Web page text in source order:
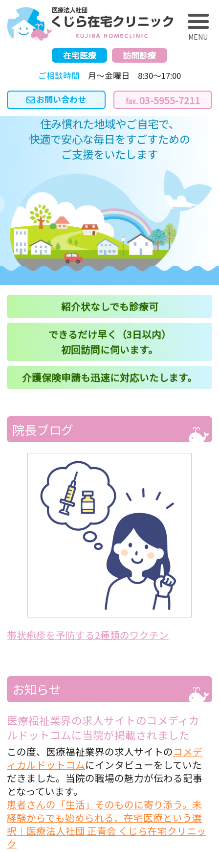
在宅医療
訪問診療
ご相談時間 月～金曜日 8:30～17:00
03-5955-7211
住み慣れた地域やご自宅で、
快適で安心な毎日をすごすための
ご支援をいたします
紹介状なしでも診療可
できるだけ早く（3日以内）
初回訪問に伺います。
介護保険申請も迅速に対応いたします。
院長ブログ
帯状疱疹を予防する2種類のワクチン
耳にする「帯状疱疹」。帯状疱疹は皮膚の病気
であると同時に「痛み」の病気でもあります。
「帯状疱疹はものすごく怖い病気」という方も
いれば「帯状疱疹にかかったことがあるけれど
特に困…
お知らせ
医療福祉業界の求人サイトのコメディカ
ルドットコムに当院が掲載されました
この度、医療福祉業界の求人サイトのコメデ
ィカルドットコムにインタビューをしていた
だきました。当院の職場の魅力が伝わる記事
となっています。
患者さんの「生活」そのものに寄り添う。未
経験からでも始められる、在宅医療という選
択｜医療法人社団 正青会 くじら在宅クリニッ
ク